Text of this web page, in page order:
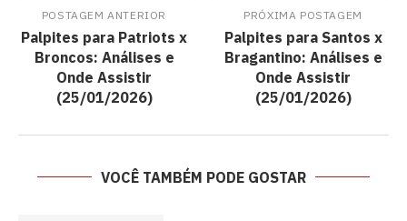
POSTAGEM ANTERIOR
Palpites para Patriots x
Broncos: Análises e
Onde Assistir
(25/01/2026)
PRÓXIMA POSTAGEM
Palpites para Santos x
Bragantino: Análises e
Onde Assistir
(25/01/2026)
VOCÊ TAMBÉM PODE GOSTAR